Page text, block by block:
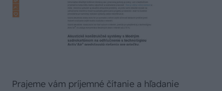
Prajeme vám príjemné čítanie a hľadanie